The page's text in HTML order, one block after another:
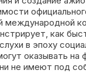
международной
как
в эпоху
оказывать на
не имеют под